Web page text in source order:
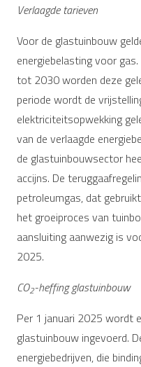
Verlaagde tarieven
Voor de glastuinbouw
energiebelasting voor
tot 2030 worden deze
periode wordt de
elektriciteitsopwekking
van de verlaagde
de glastuinbouwsector
accijns. De
petroleumgas, dat
het groeiproces van
aansluiting aanwezig is
2025.
CO2-heffing glastuinbouw
Per 1 januari 2025 wordt
glastuinbouw ingevoerd.
energiebedrijven, die